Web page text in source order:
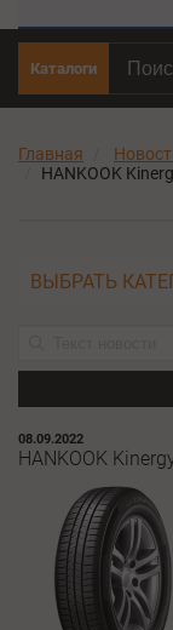
Каталоги
Главная
HANKOOK
ВЫБРАТЬ
08.09.2022
HANKOOK